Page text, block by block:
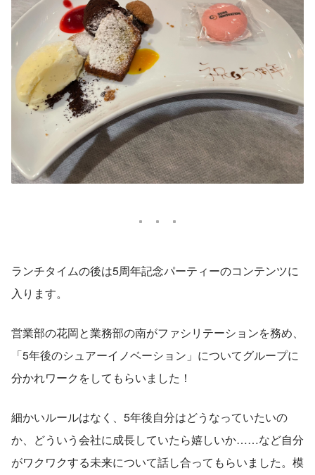
ランチタイムの後は5周年記念パーティーのコンテンツに
入ります。
営業部の花岡と業務部の南がファシリテーションを務め、
「5年後のシュアーイノベーション」についてグループに
分かれワークをしてもらいました！
細かいルールはなく、5年後自分はどうなっていたいの
か、どういう会社に成長していたら嬉しいか……など自分
がワクワクする未来について話し合ってもらいました。模